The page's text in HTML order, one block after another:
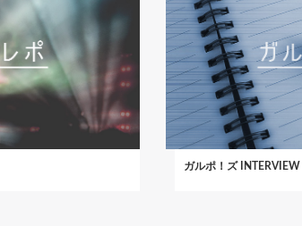
ガルポ！ズ INTERVIEW